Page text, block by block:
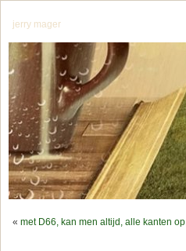
jerry mager
« met D66, kan men altijd, alle kanten op